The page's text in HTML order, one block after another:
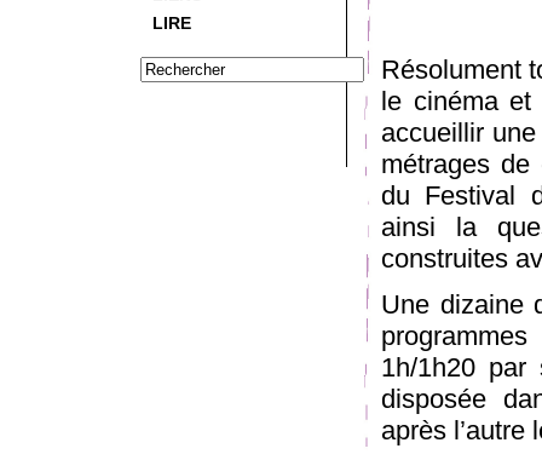
LIRE
Résolument
le cinéma et
accueillir
métrages de
du Festival
ainsi la
construites
Une dizaine
1h/1h20 par
disposée
après l’autre